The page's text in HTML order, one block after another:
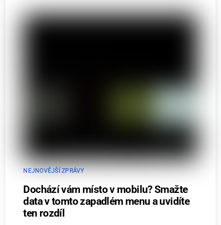
NEJNOVĚJŠÍ ZPRÁVY
Dochází vám místo v mobilu? Smažte
data v tomto zapadlém menu a uvidíte
ten rozdíl